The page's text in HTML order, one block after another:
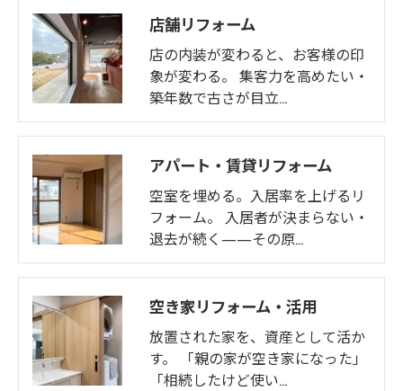
店舗リフォーム
店の内装が変わると、お客様の印
象が変わる。 集客力を高めたい・
築年数で古さが目立…
アパート・賃貸リフォーム
空室を埋める。入居率を上げるリ
フォーム。 入居者が決まらない・
退去が続く——その原…
空き家リフォーム・活用
放置された家を、資産として活か
す。 「親の家が空き家になった」
「相続したけど使い…